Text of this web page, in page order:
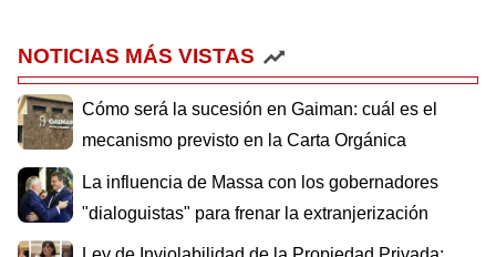
NOTICIAS MÁS VISTAS
Cómo será la sucesión en Gaiman: cuál es el
mecanismo previsto en la Carta Orgánica
La influencia de Massa con los gobernadores
"dialoguistas" para frenar la extranjerización